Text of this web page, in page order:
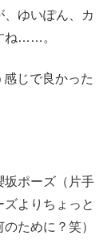
ゆいぽん、カ
ね……。
じで良かった
坂ポーズ（片手
よりちょっと
ために？笑）